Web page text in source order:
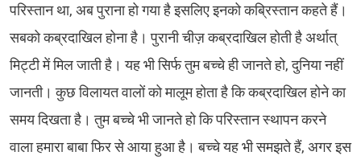
परिस्तान था, अब पुराना हो गया है इसलिए इनको कब्रिस्तान कहते हैं।
सबको कब्रदाखिल होना है। पुरानी चीज़ कब्रदाखिल होती है अर्थात्
मिट्टी में मिल जाती है। यह भी सिर्फ तुम बच्चे ही जानते हो, दुनिया नहीं
जानती। कुछ विलायत वालों को मालूम होता है कि कब्रदाखिल होने का
समय दिखता है। तुम बच्चे भी जानते हो कि परिस्तान स्थापन करने
वाला हमारा बाबा फिर से आया हुआ है। बच्चे यह भी समझते हैं, अगर इस